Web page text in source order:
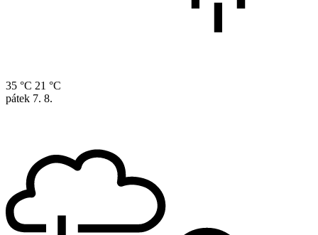
35 °C 21 °C
pátek 7. 8.